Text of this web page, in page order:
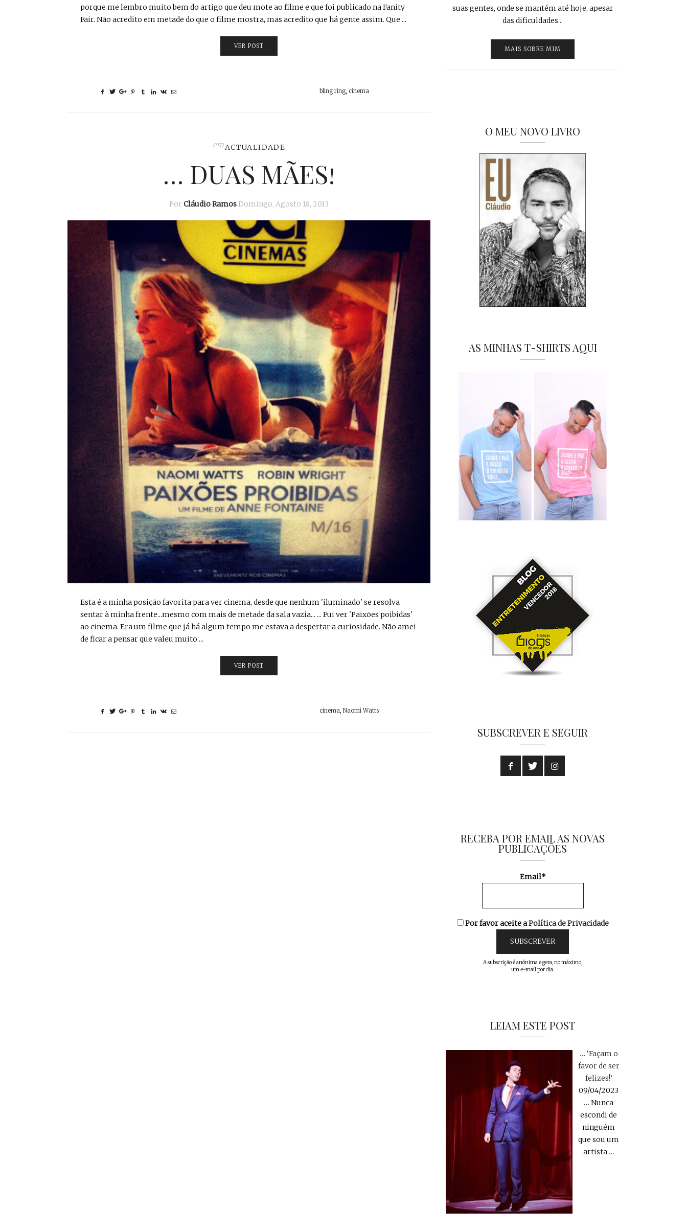
porque me lembro muito bem do artigo que deu mote ao filme e que foi publicado na Fanity
Fair. Não acredito em metade do que o filme mostra, mas acredito que há gente assim. Que ...
VER POST
bling ring cinema
emACTUALIDADE
… DUAS MÃES!
Por Cláudio Ramos Domingo, Agosto 18, 2013
Esta é a minha posição favorita para ver cinema, desde que nenhum 'iluminado' se resolva
sentar à minha frente...mesmo com mais de metade da sala vazia... ... Fui ver 'Paixões poibidas'
ao cinema. Era um filme que já há algum tempo me estava a despertar a curiosidade. Não amei
de ficar a pensar que valeu muito ...
VER POST
cinema ,Naomi Watts
suas gentes, onde se mantém até hoje, apesar
das dificuldades...
MAIS SOBRE MIM
O MEU NOVO LIVRO
AS MINHAS T-SHIRTS AQUI
SUBSCREVER E SEGUIR
RECEBA POR EMAIL AS NOVAS
PUBLICAÇÕES
Email*
Por favor aceite aPolítica de Privacidade
A subscrição é anónima e gera, no máximo,
um e-mail por dia.
LEIAM ESTE POST
… ‘Façam o
favor de ser
felizes!’
09/04/2023
… Nunca
escondi de
ninguém
que sou um
artista…